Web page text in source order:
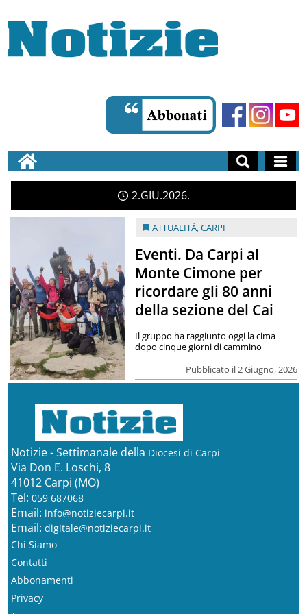
2 GIU 2026
ATTUALITÀ,CARPI
Eventi. Da Carpi al
Monte Cimone per
ricordare gli 80 anni
della sezione del Cai
Pubblicato il 2 Giugno, 2026
Il gruppo ha raggiunto oggi la cima
dopo cinque giorni di cammino
Notizie - Settimanale della Diocesi di Carpi
Via Don E. Loschi, 8
41012 Carpi (MO)
Tel: 059 687068
Email: info@notiziecarpi.it
Email: digitale@notiziecarpi.it
Chi Siamo
Contatti
Abbonamenti
Privacy